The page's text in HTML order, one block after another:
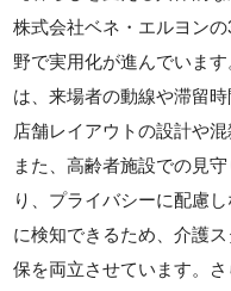
株式会社ベネ・エルヨン
野で実用化が進んでいま
は、来場者の動線や滞留
店舗レイアウトの設計や
また、高齢者施設での見
り、プライバシーに配慮
に検知できるため、介護
保を両立させています。